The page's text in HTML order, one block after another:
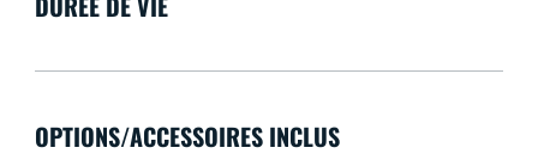
OPTIONS/ACCESSOIRES INCLUS